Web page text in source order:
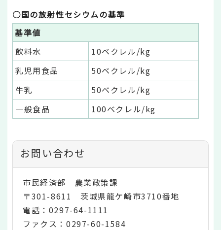
○国の放射性セシウムの基準
基準値
飲料水
10ベクレル/kg
乳児用食品
50ベクレル/kg
牛乳
50ベクレル/kg
一般食品
100ベクレル/kg
お問い合わせ
市民経済部 農業政策課
〒301-8611 茨城県龍ケ崎市3710番地
電話：0297-64-1111
ファクス：0297-60-1584